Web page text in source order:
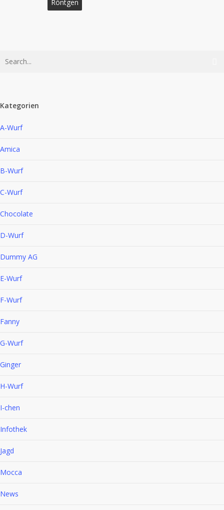
Röntgen
Kategorien
A-Wurf
Amica
B-Wurf
C-Wurf
Chocolate
D-Wurf
Dummy AG
E-Wurf
F-Wurf
Fanny
G-Wurf
Ginger
H-Wurf
I-chen
Infothek
Jagd
Mocca
News